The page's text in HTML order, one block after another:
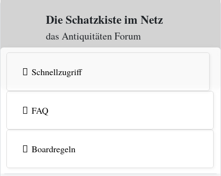
Zum Inhalt
Die Schatzkiste im Netz
das Antiquitäten Forum
Schnellzugriff
FAQ
Boardregeln